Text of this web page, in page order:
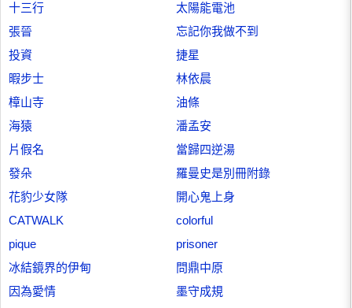
十三行
太陽能電池
張晉
忘記你我做不到
投資
捷星
暇步士
林依晨
樟山寺
油條
海猿
潘孟安
片假名
當歸四逆湯
發朵
羅曼史是別冊附錄
花豹少女隊
開心鬼上身
CATWALK
colorful
pique
prisoner
冰結鏡界的伊甸
問鼎中原
因為愛情
墨守成規